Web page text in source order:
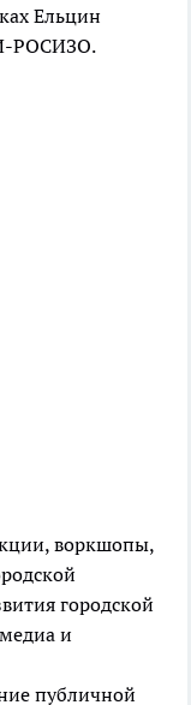
Ельцин
РОСИЗО.
воркшопы,
городской
и
публичной